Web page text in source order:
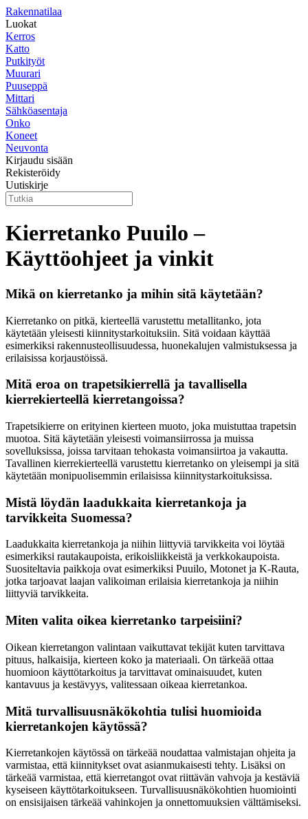
Rakennatilaa
Luokat
Kerros
Katto
Putkityöt
Muurari
Puuseppä
Mittari
Sähköasentaja
Onko
Koneet
Neuvonta
Kirjaudu sisään
Rekisteröidy
Uutiskirje
Kierretanko Puuilo –
Käyttöohjeet ja vinkit
Mikä on kierretanko ja mihin sitä käytetään?
Kierretanko on pitkä, kierteellä varustettu metallitanko, jota
käytetään yleisesti kiinnitystarkoituksiin. Sitä voidaan käyttää
esimerkiksi rakennusteollisuudessa, huonekalujen valmistuksessa ja
erilaisissa korjaustöissä.
Mitä eroa on trapetsikierrellä ja tavallisella
kierrekierteellä kierretangoissa?
Trapetsikierre on erityinen kierteen muoto, joka muistuttaa trapetsin
muotoa. Sitä käytetään yleisesti voimansiirrossa ja muissa
sovelluksissa, joissa tarvitaan tehokasta voimansiirtoa ja vakautta.
Tavallinen kierrekierteellä varustettu kierretanko on yleisempi ja sitä
käytetään monipuolisemmin erilaisissa kiinnitystarkoituksissa.
Mistä löydän laadukkaita kierretankoja ja
tarvikkeita Suomessa?
Laadukkaita kierretankoja ja niihin liittyviä tarvikkeita voi löytää
esimerkiksi rautakaupoista, erikoisliikkeistä ja verkkokaupoista.
Suositeltavia paikkoja ovat esimerkiksi Puuilo, Motonet ja K-Rauta,
jotka tarjoavat laajan valikoiman erilaisia kierretankoja ja niihin
liittyviä tarvikkeita.
Miten valita oikea kierretanko tarpeisiini?
Oikean kierretangon valintaan vaikuttavat tekijät kuten tarvittava
pituus, halkaisija, kierteen koko ja materiaali. On tärkeää ottaa
huomioon käyttötarkoitus ja tarvittavat ominaisuudet, kuten
kantavuus ja kestävyys, valitessaan oikeaa kierretankoa.
Mitä turvallisuusnäkökohtia tulisi huomioida
kierretankojen käytössä?
Kierretankojen käytössä on tärkeää noudattaa valmistajan ohjeita ja
varmistaa, että kiinnitykset ovat asianmukaisesti tehty. Lisäksi on
tärkeää varmistaa, että kierretangot ovat riittävän vahvoja ja kestäviä
kyseiseen käyttötarkoitukseen. Turvallisuusnäkökohtien huomiointi
on ensisijaisen tärkeää vahinkojen ja onnettomuuksien välttämiseksi.